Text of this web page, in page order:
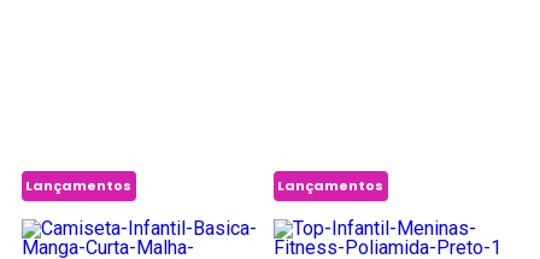
Lançamentos Lançamentos